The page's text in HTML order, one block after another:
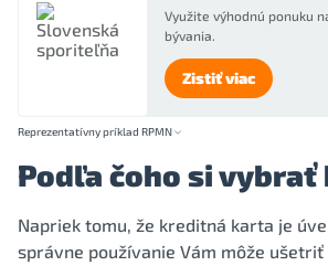
Využite výhodnú ponuku
bývania.
Zistiť viac
Reprezentatívny príklad RPMN
Podľa čoho si
Napriek tomu, že kreditná karta je
správne používanie Vám môže ušetriť